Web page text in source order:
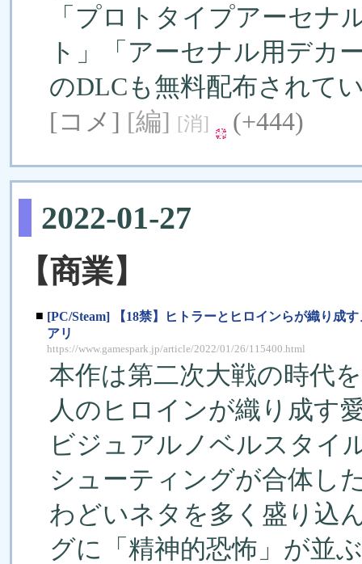
「プロトタイプアーセナ
ト」「アーセナル用デカ
のDLCも無料配布されて
[コメ] [編] [消] (+444)
2022-01-27
【商業】
■ [PC/Steam] 【18禁】ヒトラーとヒロインらが織り成
アリ
https://www.gamespark.jp/article/2022/01/26/115400.html
本作は第二次大戦の時代
人のヒロインが織り成す
ビジュアルノベルスタイ
シューティングが合体し
わどいネタを多く盛り込
グに「精神的恐怖」が並